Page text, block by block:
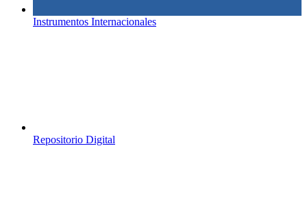
Instrumentos Internacionales
Repositorio Digital